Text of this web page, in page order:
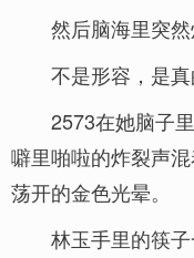
然后脑海里突然
不是形容，是真
2573在她脑子
噼里啪啦的炸裂声
荡开的金色光晕。
林玉手里的筷